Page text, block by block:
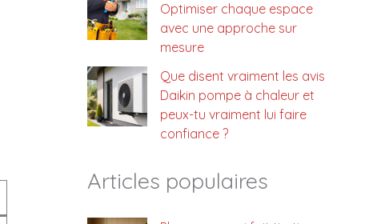
Optimiser chaque espace
avec une approche sur
mesure
Que disent vraiment les avis
Daikin pompe à chaleur et
peux-tu vraiment lui faire
confiance ?
Articles populaires